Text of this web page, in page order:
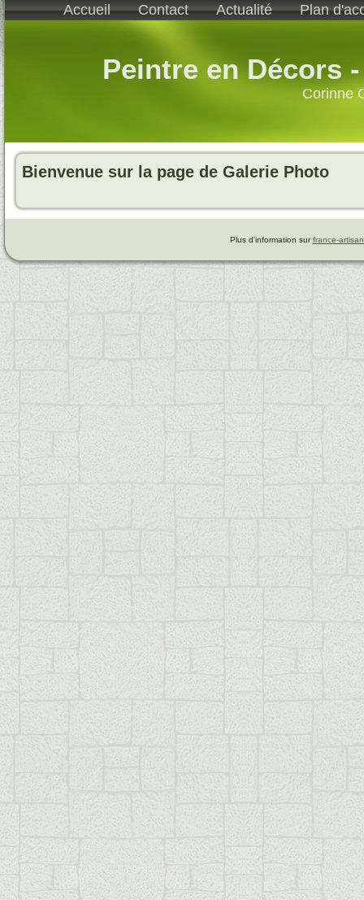
Accueil Contact Actualité Plan
Peintre en Décors
Corinne
Bienvenue sur la page de Galerie Photo
Plus d'information surfrance-